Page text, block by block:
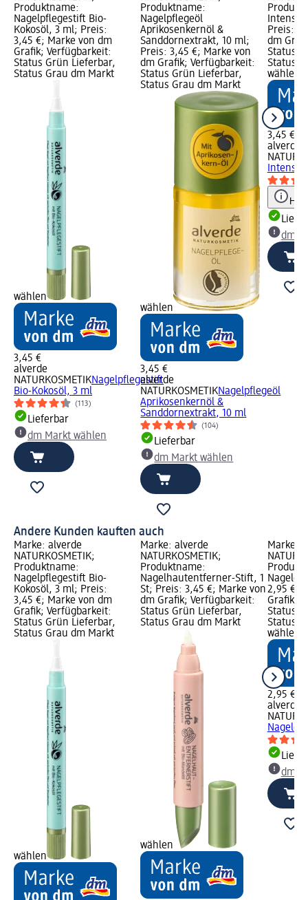
Produktname:
Nagelpflegestift Bio-
Kokosöl, 3 ml; Preis:
3,45 €; Marke von dm
Grafik; Verfügbarkeit:
Status Grün Lieferbar,
Status Grau dm Markt
wählen
3,45 €
alverde
NATURKOSMETIKNagelpflegestift
Bio-Kokosöl, 3 ml
(113)
Lieferbar
dm Markt wählen
Produktname:
Nagelpflegeöl
Aprikosenkernöl &
Sanddornextrakt, 10 ml;
Preis: 3,45 €; Marke von
dm Grafik; Verfügbarkeit:
Status Grün Lieferbar,
Status Grau dm Markt
wählen
3,45 €
alverde
NATURKOSMETIKNagelpflegeöl
Aprikosenkernöl &
Sanddornextrakt, 10 ml
(104)
Lieferbar
dm Markt wählen
Intensiv
Preis:
dm
Status
Status
wählen
3,45 €
alverde
Intensiv
dm
Andere Kunden kauften auch
Marke: alverde
NATURKOSMETIK;
Produktname:
Nagelpflegestift Bio-
Kokosöl, 3 ml; Preis:
3,45 €; Marke von dm
Grafik; Verfügbarkeit:
Status Grün Lieferbar,
Status Grau dm Markt
wählen
Marke: alverde
NATURKOSMETIK;
Produktname:
Nagelhautentferner-Stift, 1
St; Preis: 3,45 €; Marke von
dm Grafik; Verfügbarkeit:
Status Grün Lieferbar,
Status Grau dm Markt
wählen
Marke:
2,95 €;
Grafik;
Status
Status
wählen
2,95 €
alverde
dm